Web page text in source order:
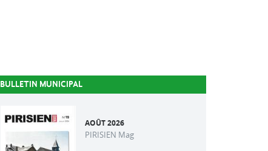
BULLETIN MUNICIPAL
AOÛT 2026
PIRISIEN Mag